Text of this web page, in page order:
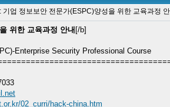
기업 정보보안 전문가(ESPC)양성을 위한 교육과정
위한 교육과정 안내 [/b]
Enterprise Security Professional Course
02_curri/hack-china.htm